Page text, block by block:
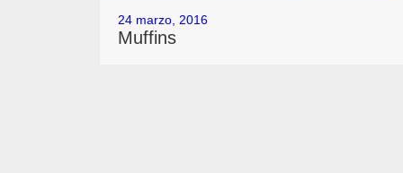
24 marzo, 2016
Muffins